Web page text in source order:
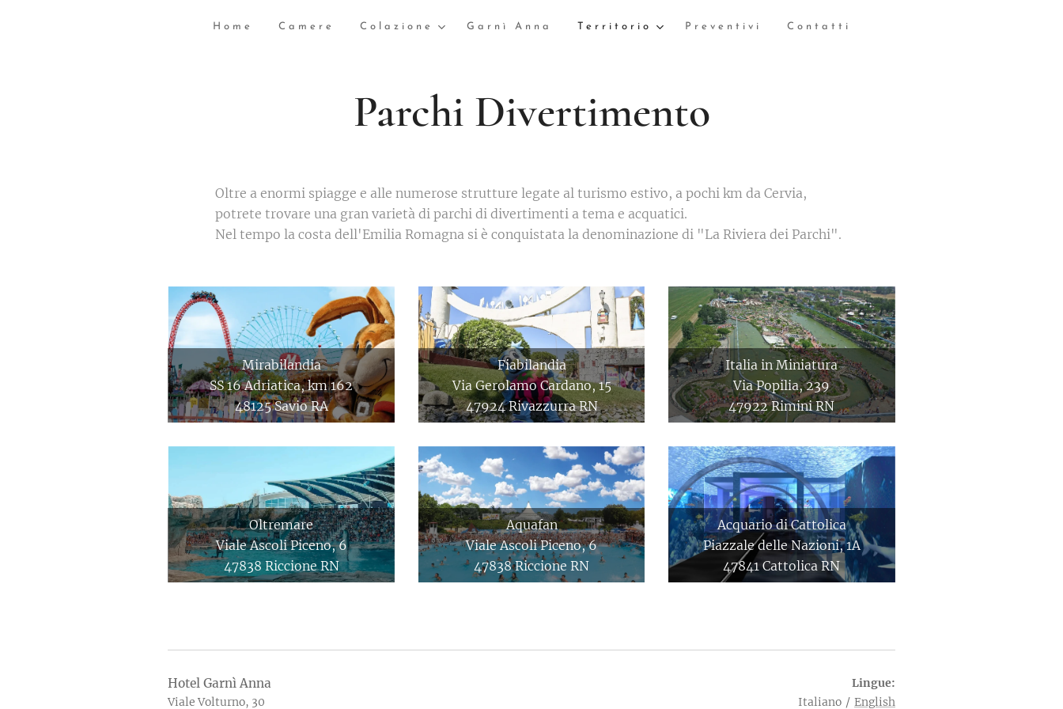
Home Camere Colazione Garnì Anna Territorio Preventivi Contatti
Parchi Divertimento
Oltre a enormi spiagge e alle numerose strutture legate al turismo estivo, a pochi km da Cervia,
potrete trovare una gran varietà di parchi di divertimenti a tema e acquatici.
Nel tempo la costa dell'Emilia Romagna si è conquistata la denominazione di "La Riviera dei Parchi".
Mirabilandia
SS 16 Adriatica, km 162
48125 Savio RA
Fiabilandia
Via Gerolamo Cardano, 15
47924 Rivazzurra RN
Italia in Miniatura
Via Popilia, 239
47922 Rimini RN
Oltremare
Viale Ascoli Piceno, 6
47838 Riccione RN
Aquafan
Viale Ascoli Piceno, 6
47838 Riccione RN
Acquario di Cattolica
Piazzale delle Nazioni, 1A
47841 Cattolica RN
Hotel Garnì Anna
Viale Volturno, 30
Lingue
Italiano
English